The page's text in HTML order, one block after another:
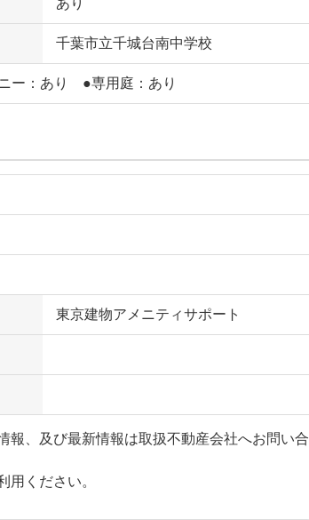
あり
千葉市立千城台南中学校
ー：あり ●専用庭：あり
東京建物アメニティサポート
報、及び最新情報は取扱不動産会社へお問い合
ください。